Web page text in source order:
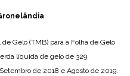
Gelo (TMB) para a Folha de Gelo
líquida de gelo de 329
de 2018 e Agosto de 2019.